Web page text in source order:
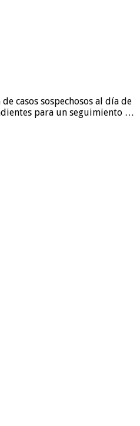
casos sospechosos al día de
para un seguimiento …